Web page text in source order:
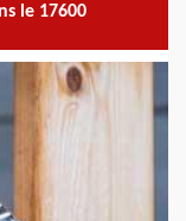
le 17600